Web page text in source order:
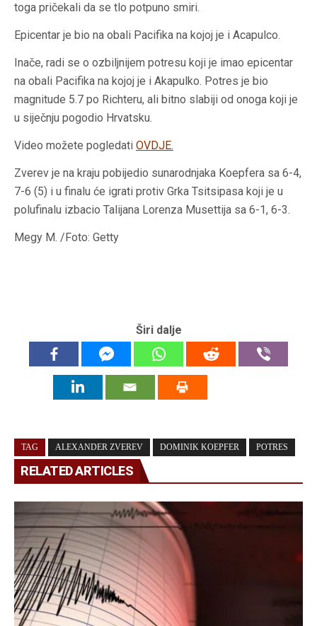
toga pričekali da se tlo potpuno smiri.
Epicentar je bio na obali Pacifika na kojoj je i Acapulco.
Inače, radi se o ozbiljnijem potresu koji je imao epicentar
na obali Pacifika na kojoj je i Akapulko. Potres je bio
magnitude 5.7 po Richteru, ali bitno slabiji od onoga koji je
u siječnju pogodio Hrvatsku.
Video možete pogledati OVDJE.
Zverev je na kraju pobijedio sunarodnjaka Koepfera sa 6-4,
7-6 (5) i u finalu će igrati protiv Grka Tsitsipasa koji je u
polufinalu izbacio Talijana Lorenza Musettija sa 6-1, 6-3.
Megy M. /Foto: Getty
Širi dalje
TAG ALEXANDER ZVEREV DOMINIK KOEPFER POTRES
RELATED ARTICLES